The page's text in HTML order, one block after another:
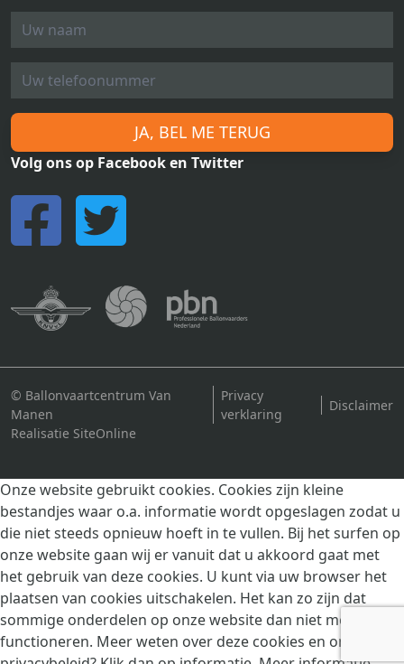
JA, BEL ME TERUG
Volg ons op Facebook en Twitter
© Ballonvaartcentrum Van
Manen
Privacy
verklaring
Disclaimer
Realisatie SiteOnline
Onze website gebruikt cookies. Cookies zijn kleine
bestandjes waar o.a. informatie wordt opgeslagen zodat u
die niet steeds opnieuw hoeft in te vullen. Bij het surfen op
onze website gaan wij er vanuit dat u akkoord gaat met
het gebruik van deze cookies. U kunt via uw browser het
plaatsen van cookies uitschakelen. Het kan zo zijn dat
sommige onderdelen op onze website dan niet meer goed
functioneren. Meer weten over deze cookies en ons